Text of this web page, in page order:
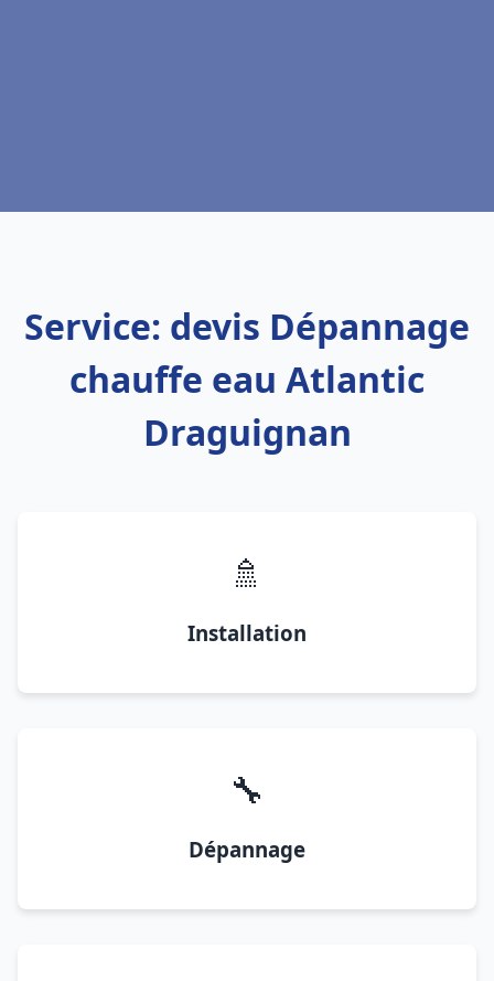
Service: devis Dépannage
chauffe eau Atlantic
Draguignan
🚿
Installation
🔧
Dépannage